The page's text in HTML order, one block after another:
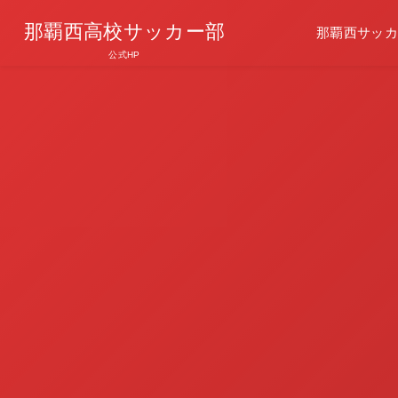
那覇西高校サッカー部
公式HP
那覇西サッ